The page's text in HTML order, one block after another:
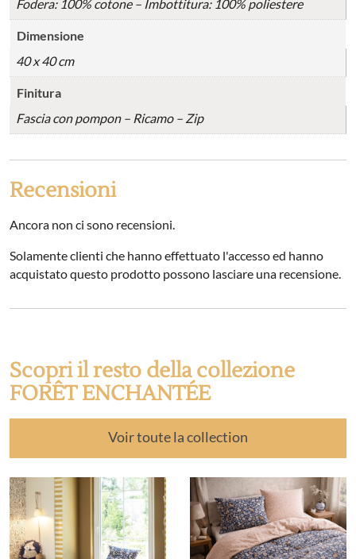
Fodera: 100% cotone – Imbottitura: 100% poliestere
Dimensione
40 x 40 cm
Finitura
Fascia con pompon – Ricamo – Zip
Recensioni
Ancora non ci sono recensioni.
Solamente clienti che hanno effettuato l'accesso ed hanno
acquistato questo prodotto possono lasciare una recensione.
Scopri il resto della collezione
FORÊT ENCHANTÉE
Voir toute la collection